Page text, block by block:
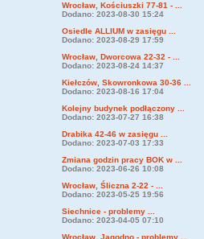
Wrocław, Kościuszki 77-81 - ...
Dodano: 2023-08-30 15:24
Osiedle ALLIUM w zasięgu ...
Dodano: 2023-08-29 17:59
Wrocław, Dworcowa 22-32 - ...
Dodano: 2023-08-24 14:37
Kiełczów, Skowronkowa 30-36 ...
Dodano: 2023-08-16 17:04
Kolejny budynek podłączony ...
Dodano: 2023-07-27 16:38
Drabika 42-46 w zasięgu ...
Dodano: 2023-07-03 17:33
Zmiana godzin pracy BOK w ...
Dodano: 2023-06-26 10:08
Wrocław, Śliczna 2-22 - ...
Dodano: 2023-05-25 19:56
Siechnice - problemy ...
Dodano: 2023-04-05 07:10
Wrocław, Jagodno - problemy ...